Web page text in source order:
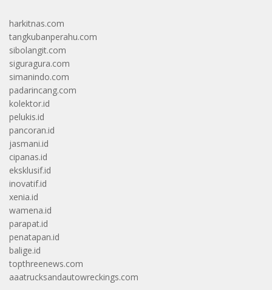
harkitnas.com
tangkubanperahu.com
sibolangit.com
siguragura.com
simanindo.com
padarincang.com
kolektor.id
pelukis.id
pancoran.id
jasmani.id
cipanas.id
eksklusif.id
inovatif.id
xenia.id
wamena.id
parapat.id
penatapan.id
balige.id
topthreenews.com
aaatrucksandautowreckings.com